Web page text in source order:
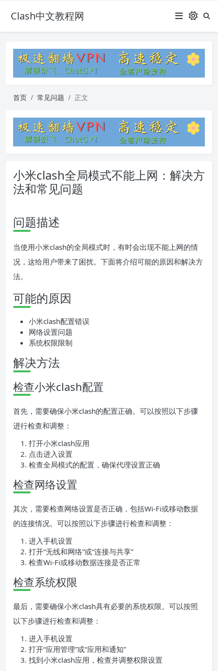
Clash中文教程网
首页 常见问题 正文
小米clash全局模式不能上网：解决方
法和常见问题
问题描述
当使用小米clash的全局模式时，有时会出现不能上网的情
况，这给用户带来了困扰。下面将介绍可能的原因和解决方
法。
可能的原因
小米clash配置错误
网络设置问题
系统权限限制
解决方法
检查小米clash配置
首先，需要确保小米clash的配置正确。可以按照以下步骤
进行检查和调整：
打开小米clash应用
点击进入设置
检查全局模式的配置，确保代理设置正确
检查网络设置
其次，需要检查网络设置是否正确，包括Wi-Fi或移动数据
的连接情况。可以按照以下步骤进行检查和调整：
进入手机设置
打开“无线和网络”或“连接与共享”
检查Wi-Fi或移动数据连接是否正常
检查系统权限
最后，需要确保小米clash具有必要的系统权限。可以按照
以下步骤进行检查和调整：
进入手机设置
打开“应用管理”或“应用和通知”
找到小米clash应用，检查并调整权限设置